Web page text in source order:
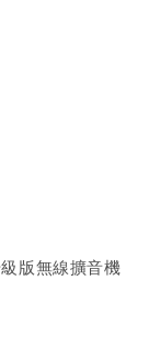
級版無線擴音機